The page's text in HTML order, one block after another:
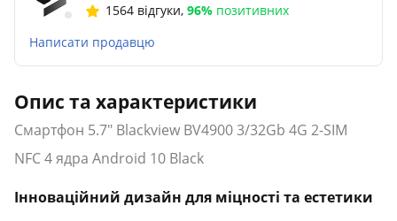
1564 відгуки, 96% позитивних
Написати продавцю
Опис та характеристики
Смартфон 5.7" Blackview BV4900 3/32Gb 4G 2-SIM
NFC 4 ядра Android 10 Black
Інноваційний дизайн для міцності та естетики